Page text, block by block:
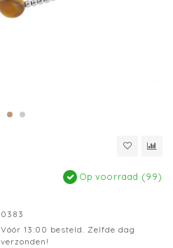
Op voorraad (99)
0383
Vóór 13:00 besteld. Zelfde dag
verzonden!